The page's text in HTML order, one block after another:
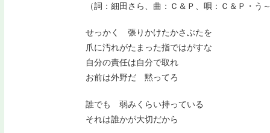
（詞：細田さら、曲：Ｃ＆Ｐ、唄：Ｃ＆Ｐ・う
せっかく 張りかけたかさぶたを
爪に汚れがたまった指ではがすな
自分の責任は自分で取れ
お前は外野だ 黙ってろ
誰でも 弱みくらい持っている
それは誰かが大切だから